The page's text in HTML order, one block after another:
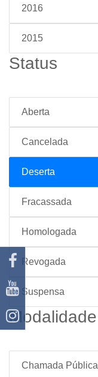
2016
2015
Status
Aberta
Cancelada
Deserta
Fracassada
Homologada
Revogada
Suspensa
Modalidade
Chamada Pública